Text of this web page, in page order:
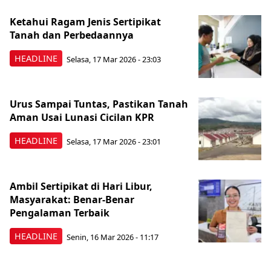
HEADLINE
Ketahui Ragam Jenis Sertipikat
Tanah dan Perbedaannya
Selasa, 17 Mar 2026 - 23:03
HEADLINE
Urus Sampai Tuntas, Pastikan Tanah
Aman Usai Lunasi Cicilan KPR
Selasa, 17 Mar 2026 - 23:01
HEADLINE
Ambil Sertipikat di Hari Libur,
Masyarakat: Benar-Benar
Pengalaman Terbaik
Senin, 16 Mar 2026 - 11:17